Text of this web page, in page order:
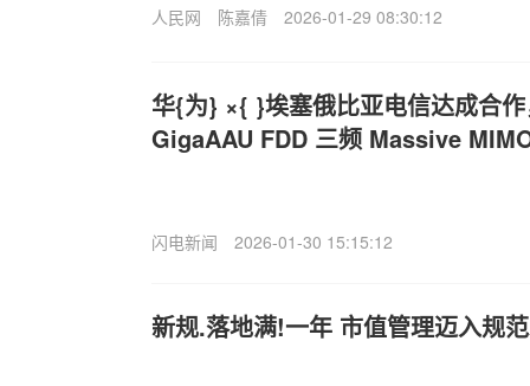
人民网 陈嘉倩 2026-01-29 08:30:12
华{为} ×{ }埃塞俄比亚电信达成合
GigaAAU FDD 三频 Massive
闪电新闻 2026-01-30 15:15:12
新规.落地满!一年 市值管理迈入规